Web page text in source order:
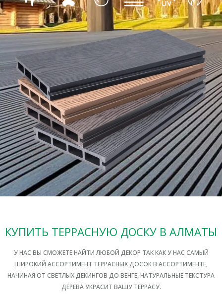
КУПИТЬ ТЕРРАСНУЮ ДОСКУ В АЛМАТЫ
У НАС ВЫ СМОЖЕТЕ НАЙТИ ЛЮБОЙ ДЕКОР ТАК КАК У НАС САМЫЙ
ШИРОКИЙ АССОРТИМЕНТ ТЕРРАСНЫХ ДОСОК В АССОРТИМЕНТЕ,
НАЧИНАЯ ОТ СВЕТЛЫХ ДЕКИНГОВ ДО ВЕНГЕ, НАТУРАЛЬНЫЕ ТЕКСТУРА
ДЕРЕВА УКРАСИТ ВАШУ ТЕРРАСУ.